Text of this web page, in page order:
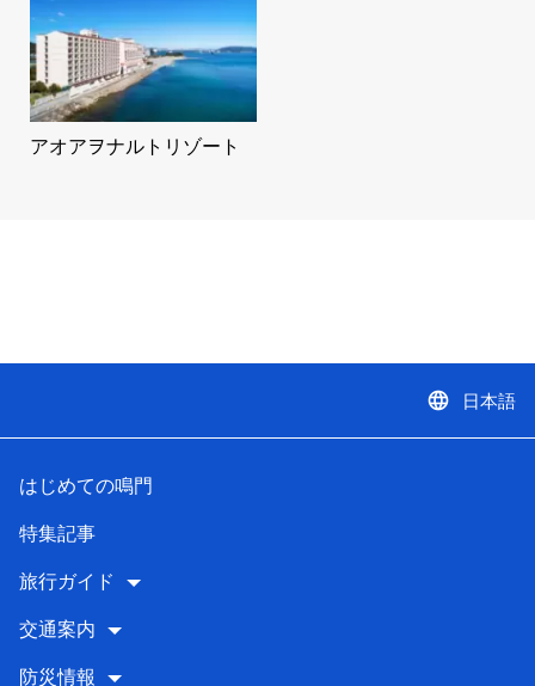
アオアヲナルトリゾート
language 日本語
はじめての鳴門
特集記事
旅行ガイド
交通案内
防災情報